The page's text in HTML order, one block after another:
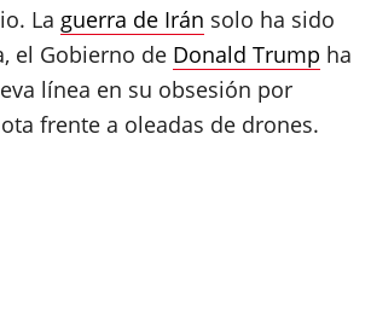
La guerra de Irán solo ha sido
el Gobierno de Donald Trump ha
línea en su obsesión por
frente a oleadas de drones.